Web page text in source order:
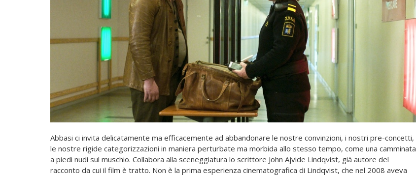
Abbasi ci invita delicatamente ma efficacemente ad abbandonare le nostre convinzioni, i nostri pre-concetti,
le nostre rigide categorizzazioni in maniera perturbate ma morbida allo stesso tempo, come una camminata
a piedi nudi sul muschio. Collabora alla sceneggiatura lo scrittore John Ajvide Lindqvist, già autore del
racconto da cui il film è tratto. Non è la prima esperienza cinematografica di Lindqvist, che nel 2008 aveva